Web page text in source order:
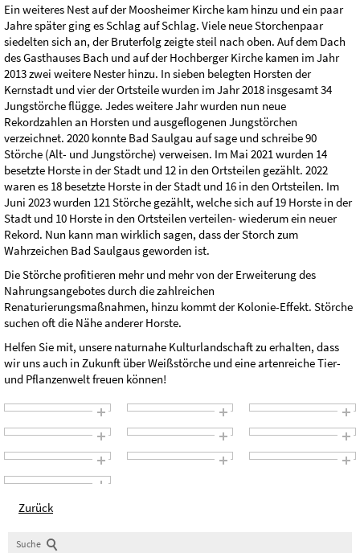
Ein weiteres Nest auf der Moosheimer Kirche kam hinzu und ein paar
Jahre später ging es Schlag auf Schlag. Viele neue Storchenpaar
siedelten sich an, der Bruterfolg zeigte steil nach oben. Auf dem Dach
des Gasthauses Bach und auf der Hochberger Kirche kamen im Jahr
2013 zwei weitere Nester hinzu. In sieben belegten Horsten der
Kernstadt und vier der Ortsteile wurden im Jahr 2018 insgesamt 34
Jungstörche flügge. Jedes weitere Jahr wurden nun neue
Rekordzahlen an Horsten und ausgeflogenen Jungstörchen
verzeichnet. 2020 konnte Bad Saulgau auf sage und schreibe 90
Störche (Alt- und Jungstörche) verweisen. Im Mai 2021 wurden 14
besetzte Horste in der Stadt und 12 in den Ortsteilen gezählt. 2022
waren es 18 besetzte Horste in der Stadt und 16 in den Ortsteilen. Im
Juni 2023 wurden 121 Störche gezählt, welche sich auf 19 Horste in der
Stadt und 10 Horste in den Ortsteilen verteilen- wiederum ein neuer
Rekord. Nun kann man wirklich sagen, dass der Storch zum
Wahrzeichen Bad Saulgaus geworden ist.
Die Störche profitieren mehr und mehr von der Erweiterung des
Nahrungsangebotes durch die zahlreichen
Renaturierungsmaßnahmen, hinzu kommt der Kolonie-Effekt. Störche
suchen oft die Nähe anderer Horste.
Helfen Sie mit, unsere naturnahe Kulturlandschaft zu erhalten, dass
wir uns auch in Zukunft über Weißstörche und eine artenreiche Tier-
und Pflanzenwelt freuen können!
Zurück
Suche